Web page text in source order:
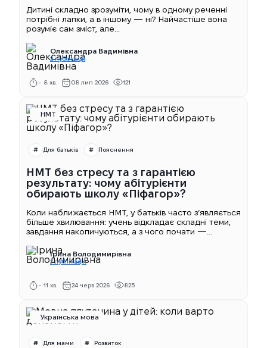
Дитині складно зрозуміти, чому в одному реченні
потрібні лапки, а в іншому — ні? Найчастіше вона
розуміє сам зміст, але...
Олександра Вадимівна
2 публікації
~ 8 хв. 08 лип 2026 121
НМТ
Для батьків Пояснення
НМТ без стресу та з гарантією
результату: чому абітурієнти
обирають школу «Піфагор»?
Коли наближається НМТ, у батьків часто з’являється
більше хвилювання: учень відкладає складні теми,
завдання накопичуються, а з чого почати —...
Ірина Володимирівна
1 публікація
~ 11 хв. 24 черв 2026 825
Українська мова
Для мами Розвиток